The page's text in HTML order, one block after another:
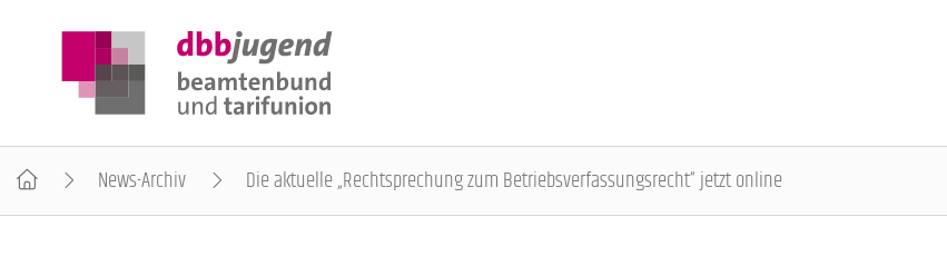
News-Archiv Die aktuelle „Rechtsprechung zum Betriebsverfassungsrecht“ jetzt online